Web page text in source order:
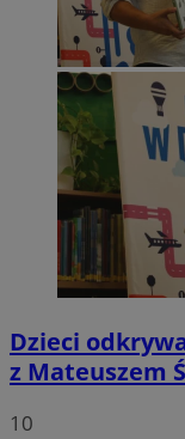
Dzieci
z Mateuszem
10